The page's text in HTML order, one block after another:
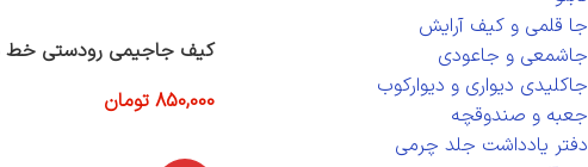
جا قلمی و کیف آرایش
جاشمعی و جاعودی
جاکلیدی دیواری و دیوارکوب
جعبه و صندوقچه
دفتر یادداشت جلد چرمی
کیف جاجیمی رودستی
850,000 تومان